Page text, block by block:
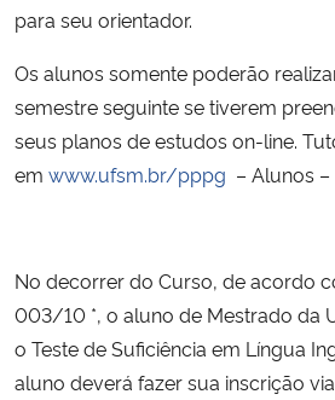
para seu orientador.
Os alunos somente poderão
semestre seguinte se tiverem
seus planos de estudos on-line.
em www.ufsm.br/pppg – Alunos
No decorrer do Curso, de acordo
003/10 *, o aluno de Mestrado da
o Teste de Suficiência em Língua
aluno deverá fazer sua inscrição